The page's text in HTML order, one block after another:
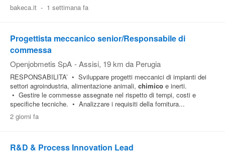
bakeca.it - 1 settimana fa
Progettista meccanico senior/Responsabile di
commessa
Openjobmetis SpA - Assisi, 19 km da Perugia
RESPONSABILITA’ • Sviluppare progetti meccanici di impianti dei
settori agroindustria, alimentazione animali, chimico e inerti.
• Gestire le commesse assegnate nel rispetto di tempi, costi e
specifiche tecniche. • Analizzare i requisiti della fornitura...
2 giorni fa
R&D & Process Innovation Lead